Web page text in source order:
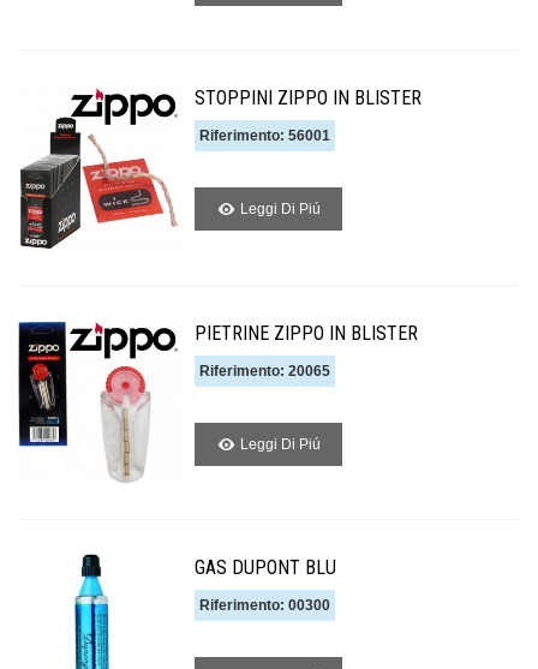
STOPPINI ZIPPO IN BLISTER
Riferimento: 56001
Leggi Di Piú
PIETRINE ZIPPO IN BLISTER
Riferimento: 20065
Leggi Di Piú
GAS DUPONT BLU
Riferimento: 00300